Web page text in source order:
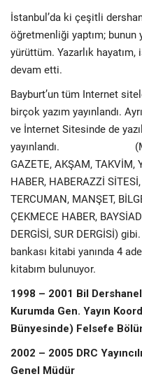
Ulaşım
İstanbul’da ki çeşitli
öğretmenliği yaptım; bunun
yürüttüm. Yazarlık hayatım,
devam etti.
Bayburt’un tüm Internet
birçok yazım yayınlandı.
ve İnternet Sitesinde de
yayınlandı.
GAZETE, AKŞAM, TAKVİM,
HABER, HABERAZZİ
TERCUMAN, MANŞET,
ÇEKMECE HABER,
DERGİSİ, SUR DERGİSİ)
bankası kitabi yanında 4
kitabım bulunuyor.
1998 – 2001 Bil
Kurumda Gen. Yayın
Bünyesinde) Felsefe
2002 – 2005 DRC
Genel Müdür